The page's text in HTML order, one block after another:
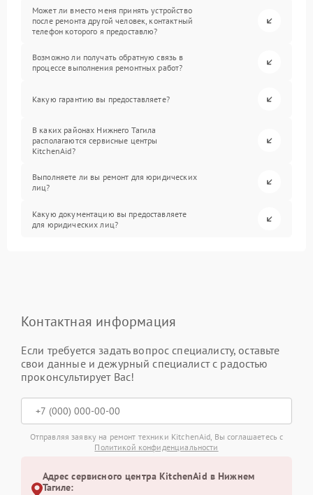
Может ли вместо меня принять устройство
после ремонта другой человек, контактный
телефон которого я предоставлю?
Возможно ли получать обратную связь в
процессе выполнения ремонтных работ?
Какую гарантию вы предоставляете?
В каких районах Нижнего Тагила
располагаются сервисные центры
KitchenAid?
Выполняете ли вы ремонт для юридических
лиц?
Какую документацию вы предоставляете
для юридических лиц?
Контактная информация
Если требуется задать вопрос специалисту, оставьте
свои данные и дежурный специалист с радостью
проконсультирует Вас!
Отправляя заявку на ремонт техники KitchenAid, Вы соглашаетесь с
Политикой конфиденциальности
Адрес сервисного центра KitchenAid в Нижнем
Тагиле: